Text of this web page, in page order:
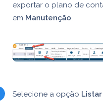
exportar o plano de
em Manutenção.
Selecione a opção